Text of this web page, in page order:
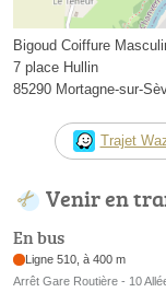
Bigoud Coiffure
7 place Hullin
85290 Mortagne-sur-
Trajet
Venir en
En bus
Ligne 510, à 400 m
Arrêt Gare Routière - 10